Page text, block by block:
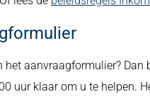
aanvraagformulier?
uur klaar om u te helpen.